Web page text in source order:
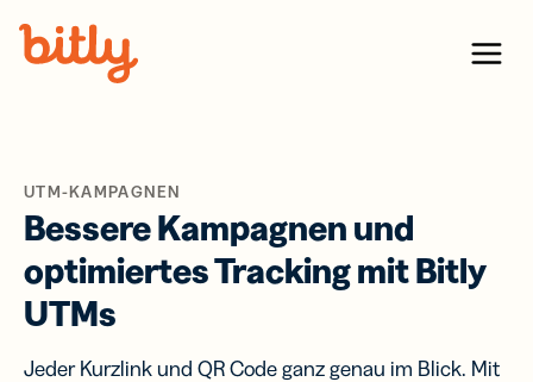
Menu
UTM-KAMPAGNEN
Bessere Kampagnen und
optimiertes Tracking mit Bitly
UTMs
Jeder Kurzlink und QR Code ganz genau im Blick. Mit